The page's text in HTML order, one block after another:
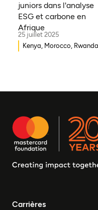
juniors dans l'analyse
ESG et carbone en
Afrique
25 juillet 2025
Kenya, Morocco,
du Congo, Malawi,
d'Ivoire, Zambie, Syrie,
Tchad, Eswatini,
Tanzanie, Sud Soudan,
Afrique du Sud, Guinée-
Bénin, Togo
Carrières